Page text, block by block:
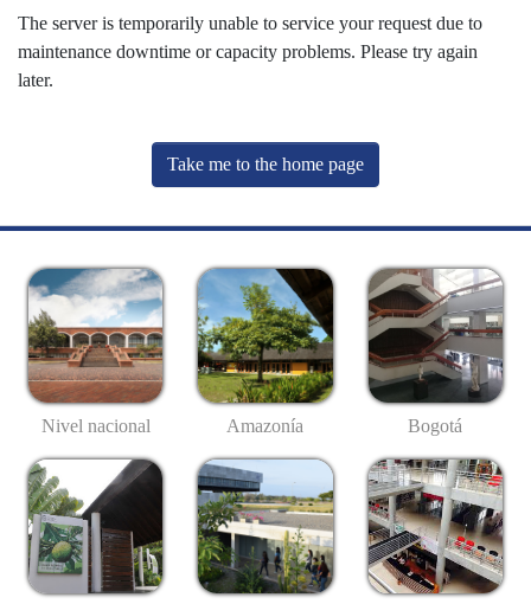
The server is temporarily unable to service your request due to
maintenance downtime or capacity problems. Please try again
later.
Take me to the home page
Nivel nacional Amazonía Bogotá